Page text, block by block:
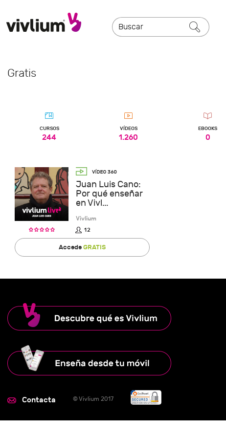
Gratis
CURSOS
244
VÍDEOS
1.260
EBOOKS
0
Juan Luis Cano:
Por qué enseñar
en Vivl...
Vivlium
12
AccedeGRATIS
Contacta © Vivlium 2017